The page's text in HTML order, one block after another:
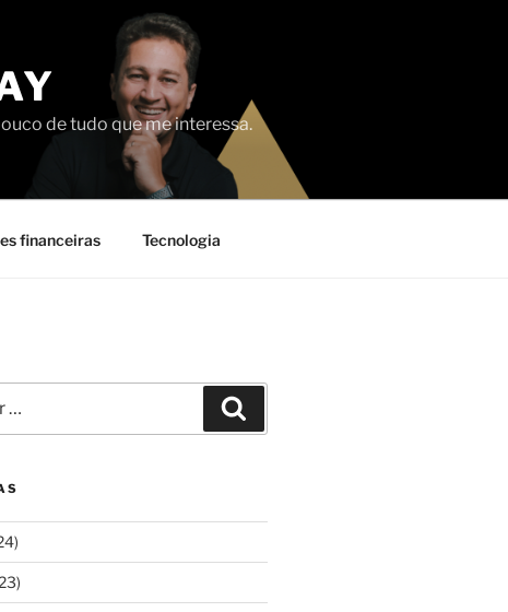
de tudo que me interessa.
financeiras Tecnologia